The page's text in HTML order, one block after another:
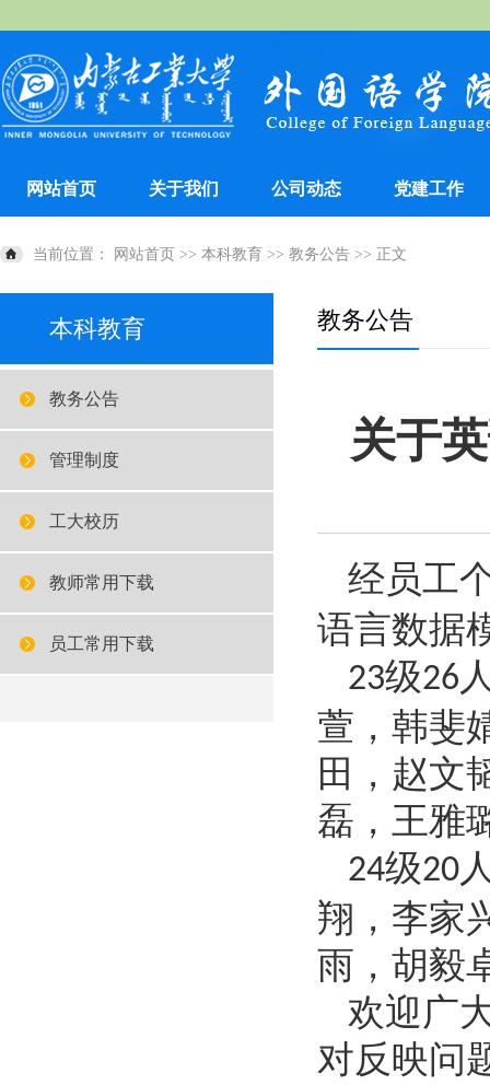
网站首页 关于我们 公司动态 党建工作
当前位置： 网站首页 >> 本科教育 >> 教务公告 >> 正文
本科教育
教务公告
管理制度
工大校历
教师常用下载
员工常用下载
教务公告
关于
经员工
语言数据
23级26
萱，韩斐
田，赵文
磊 ， 王雅
24级20
翔，李家
雨，胡毅
欢迎广
对反映问